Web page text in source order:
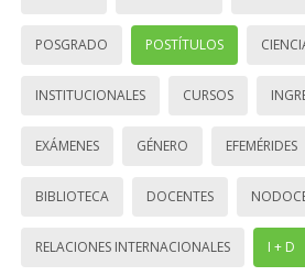
POSGRADO POSTÍTULOS
INSTITUCIONALES CURSOS
EXÁMENES GÉNERO EFEMÉRIDES
BIBLIOTECA DOCENTES
RELACIONES INTERNACIONALES I + D